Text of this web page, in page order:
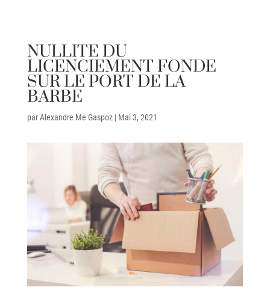
NULLITE DU
LICENCIEMENT FONDE
SUR LE PORT DE LA
BARBE
parAlexandre Me Gaspoz| Mai 3, 2021